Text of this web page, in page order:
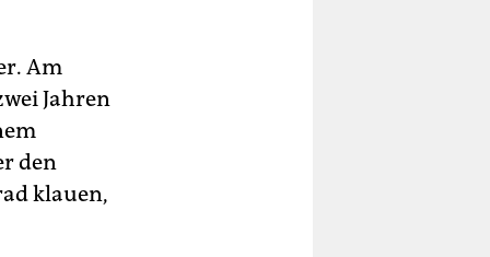
Am
Jahren
den
klauen,